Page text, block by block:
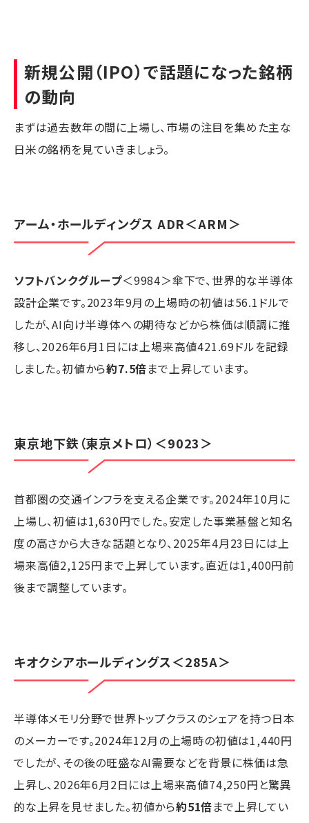
新規公開（IPO）で話題になった銘柄
の動向
まずは過去数年の間に上場し、市場の注目を集めた主な
日米の銘柄を見ていきましょう。
アーム・ホールディングス ADR＜ARM＞
ソフトバンクグループ＜9984＞傘下で、世界的な半導体
設計企業です。2023年9月の上場時の初値は56.1ドルで
したが、AI向け半導体への期待などから株価は順調に推
移し、2026年6月1日には上場来高値421.69ドルを記録
しました。初値から約7.5倍まで上昇しています。
東京地下鉄 （東京メトロ）＜9023＞
首都圏の交通インフラを支える企業です。2024年10月に
上場し、初値は1,630円でした。安定した事業基盤と知名
度の高さから大きな話題となり、2025年4月23日には上
場来高値2,125円まで上昇しています。直近は1,400円前
後まで調整しています。
キオクシアホールディングス＜285A＞
半導体メモリ分野で世界トップクラスのシェアを持つ日本
のメーカーです。2024年12月の上場時の初値は1,440円
でしたが、その後の旺盛なAI需要などを背景に株価は急
上昇し、2026年6月2日には上場来高値74,250円と驚異
的な上昇を見せました。初値から約51倍まで上昇してい